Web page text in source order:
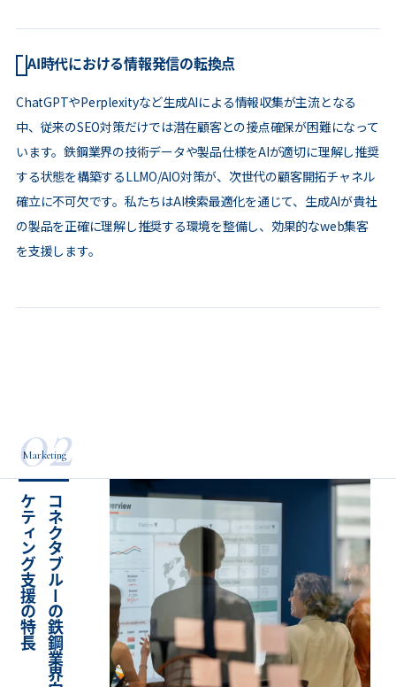
AI時代における情報発信の転換点
ChatGPTやPerplexityなど生成AIによる情報収集が主流となる
中、従来のSEO対策だけでは潜在顧客との接点確保が困難になって
います。鉄鋼業界の技術データや製品仕様をAIが適切に理解し推奨
する状態を構築するLLMO/AIO対策が、次世代の顧客開拓チャネル
確立に不可欠です。私たちはAI検索最適化を通じて、生成AIが貴社
の製品を正確に理解し推奨する環境を整備し、効果的なweb集客
を支援します。
02
Marketing
コ
ネ
ク
タ
ブ
ル
ー
の
鉄
鋼
業
界
向
け
マ
ー
ケ
テ
ィ
ン
グ
支
援
の
特
長